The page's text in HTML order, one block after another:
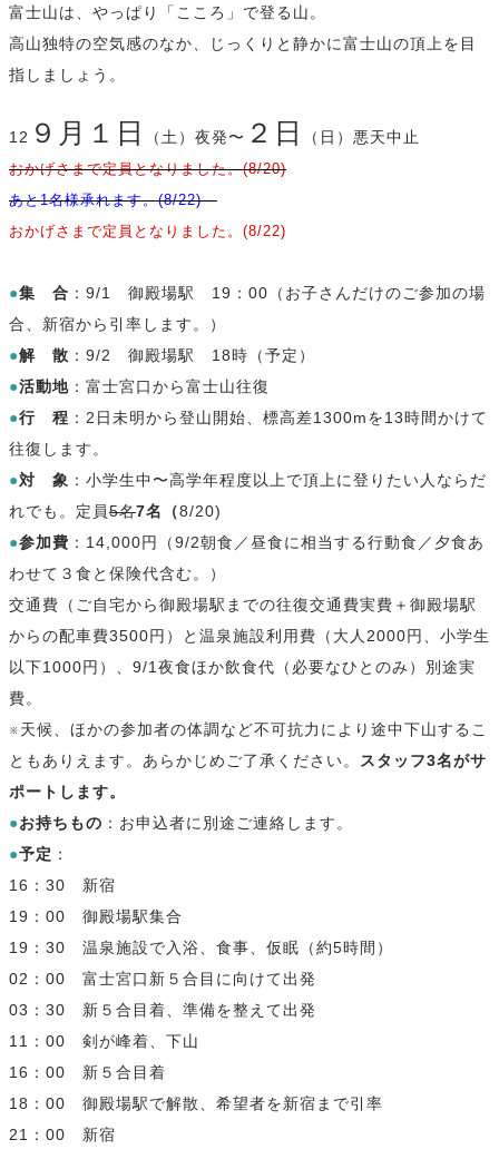
富士山は、やっぱり「こころ」で登る山。
高山独特の空気感のなか、
じっくりと静かに富士山の頂上を目
指しましょう。
12 ９月１日 （土）夜発〜 ２ 日 （日）悪天中止
おかげさまで定員となりました。(8/20)
あと1名様承れます。(8/22)
おかげさまで定員となりました。(8/22)
●集 合 ：9/1 御殿場駅 19：00（お子さんだけのご参加の場
合、新宿から引率します。）
●解 散 ：9/2 御殿場駅 18時（予定）
●活動地 ：富士宮口から富士山往復
●行 程 ：2日未明から登山開始、標高差1300mを13時間かけて
往復します。
●対 象 ：小学生中〜高学年程度以上で頂上に登りたい人ならだ
れでも。定員5名7名（8/20)
●参加費 ：14,000円（9/2朝食／昼食に相当する行動食／夕食あ
わせて３食と保険代含む。）
交通費 （ご自宅から御殿場駅までの往復交通費実費＋御殿場駅
からの配車費3500円）と温泉施設利用費（大人2000円、小学生
以下1000円）、9/1夜食ほか飲食代（必要なひとのみ）別途実
費。
※天候、ほかの参加者の体調など不可抗力により途中下山するこ
ともありえます。あらかじめご了承ください。
スタッフ3名がサ
ポートします。
●お持ちもの ：お申込者に別途ご連絡します。
●予定 ：
16：30 新宿
19：00 御殿場駅集合
19：30 温泉施設で入浴、食事、仮眠（約5時間）
02：00 富士宮口新５合目に向けて出発
03：30 新５合目着、準備を整えて出発
11：00 剣が峰着、下山
16：00 新５合目着
18：00 御殿場駅で解散、希望者を新宿まで引率
21：00 新宿